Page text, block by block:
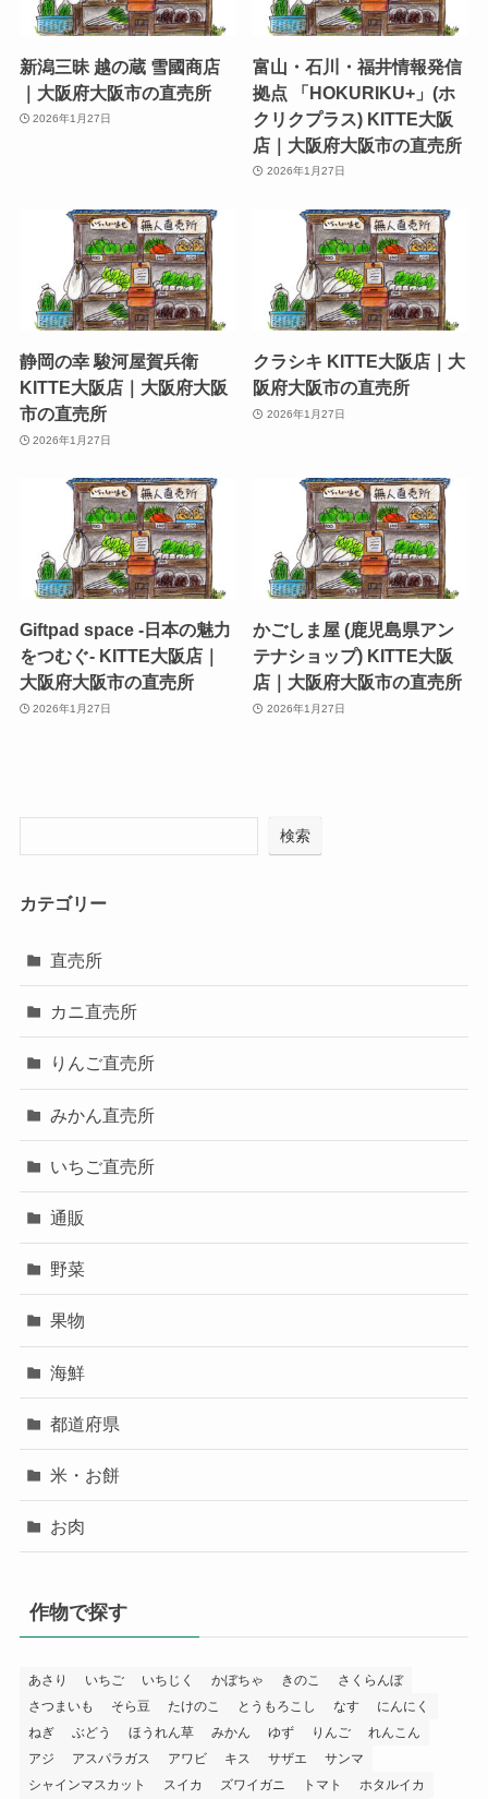
新潟三昧 越の蔵 雪國商店
｜大阪府大阪市の直売所
2026年1月27日
富山・石川・福井情報発信
拠点 「HOKURIKU+」(ホ
クリクプラス) KITTE大阪
店｜大阪府大阪市の直売所
2026年1月27日
静岡の幸 駿河屋賀兵衛
KITTE大阪店｜大阪府大阪
市の直売所
2026年1月27日
クラシキ KITTE大阪店｜大
阪府大阪市の直売所
2026年1月27日
Giftpad space -日本の魅力
をつむぐ- KITTE大阪店｜
大阪府大阪市の直売所
2026年1月27日
かごしま屋 (鹿児島県アン
テナショップ) KITTE大阪
店｜大阪府大阪市の直売所
2026年1月27日
検索
カテゴリー
直売所
カニ直売所
りんご直売所
みかん直売所
いちご直売所
通販
野菜
果物
海鮮
都道府県
米・お餅
お肉
作物で探す
あさり いちご いちじく かぼちゃ きのこ
さくらんぼ
さつまいも
そら豆 たけのこ とうもろこし なす
にんにく
ねぎ
ぶどう ほうれん草 みかん ゆず りんご
れんこん
アジ
アスパラガス アワビ キス サザエ
サンマ
シャインマスカット
スイカ ズワイガニ トマト ホタルイカ